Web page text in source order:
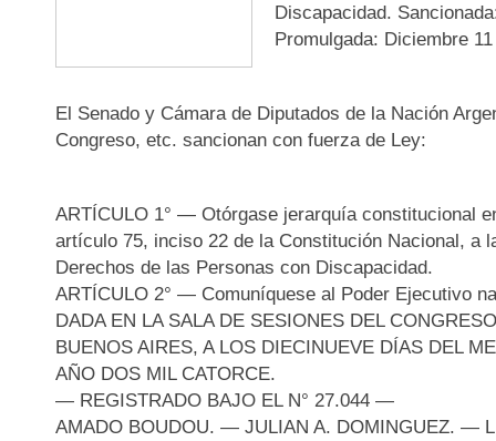
Discapacidad.
Promulgada: Diciembre
El Senado y Cámara de Diputados de la Nación
Congreso, etc. sancionan con fuerza de Ley:
ARTÍCULO 1° — Otórgase jerarquía constitucional
artículo 75, inciso 22 de la Constitución Nacional, a
Derechos de las Personas con Discapacidad.
ARTÍCULO 2° — Comuníquese al Poder Ejecutivo
DADA EN LA SALA DE SESIONES DEL
BUENOS AIRES, A LOS DIECINUEVE DÍAS DEL
AÑO DOS MIL CATORCE.
— REGISTRADO BAJO EL N° 27.044 —
AMADO BOUDOU. — JULIAN A. DOMINGUEZ. —